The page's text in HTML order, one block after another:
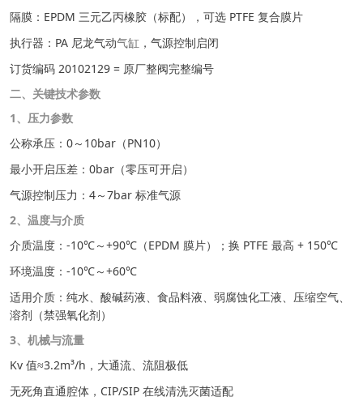
隔膜：EPDM 三元乙丙橡胶（标配），可选 PTFE 复合膜片
执行器：PA 尼龙气动气缸 ，气源控制启闭
订货编码 20102129 = 原厂整阀完整编号
二、关键技术参数
1、压力参数
公称承压：0～10bar（PN10）
最小开启压差：0bar（零压可开启）
气源控制压力：4～7bar 标准气源
2、温度与介质
介质温度：-10℃～+90℃（EPDM 膜片）；换 PTFE 最高 + 150℃
环境温度：-10℃～+60℃
适用介质：纯水、酸碱药液、食品料液、弱腐蚀化工液、压缩空气、
溶剂（禁强氧化剂）
3、机械与流量
Kv 值≈3.2m³/h，大通流、流阻极低
无死角直通腔体，CIP/SIP 在线清洗灭菌适配